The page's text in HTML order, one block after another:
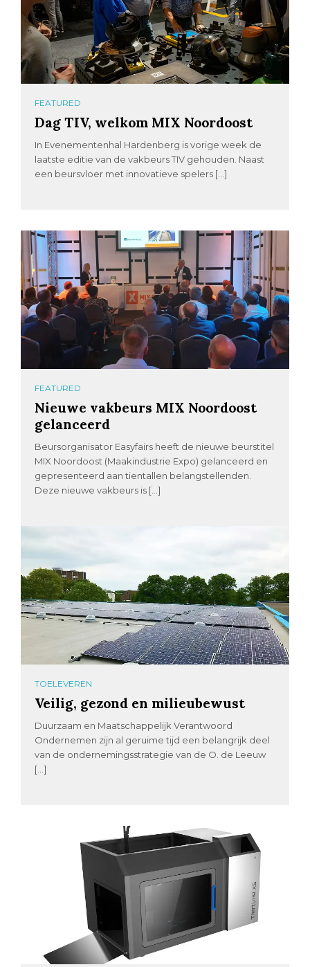
FEATURED
Dag TIV, welkom MIX Noordoost
In Evenementenhal Hardenberg is vorige week de
laatste editie van de vakbeurs TIV gehouden. Naast
een beursvloer met innovatieve spelers […]
FEATURED
Nieuwe vakbeurs MIX Noordoost
gelanceerd
Beursorganisator Easyfairs heeft de nieuwe beurstitel
MIX Noordoost (Maakindustrie Expo) gelanceerd en
gepresenteerd aan tientallen belangstellenden.
Deze nieuwe vakbeurs is […]
TOELEVEREN
Veilig, gezond en milieubewust
Duurzaam en Maatschappelijk Verantwoord
Ondernemen zijn al geruime tijd een belangrijk deel
van de ondernemingsstrategie van de O. de Leeuw
[…]